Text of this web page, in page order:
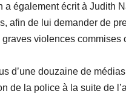
a également écrit à Judith
afin de lui demander de
violences commises
d’une douzaine de
de la police à la suite de